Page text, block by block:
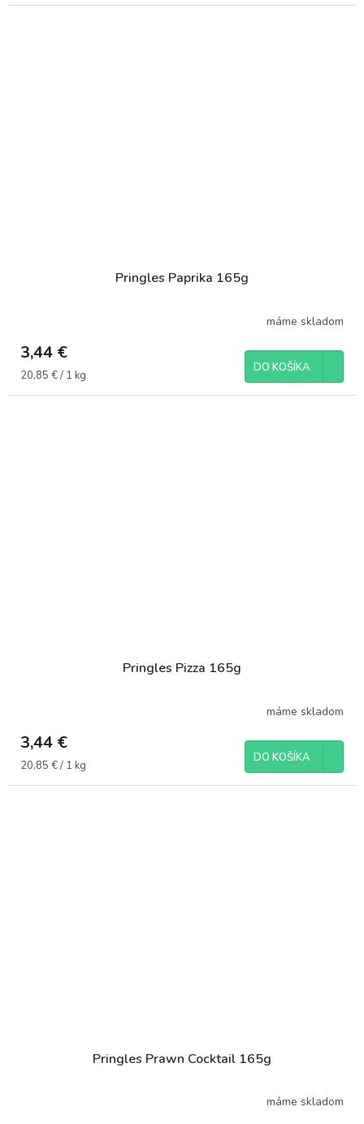
Pringles Paprika 165g
máme skladom
3,44 €
Jednotková
20,85 € / 1 kg
DO KOŠÍKA
Pringles Pizza 165g
máme skladom
3,44 €
Jednotková
20,85 € / 1 kg
DO KOŠÍKA
Pringles Prawn Cocktail 165g
máme skladom